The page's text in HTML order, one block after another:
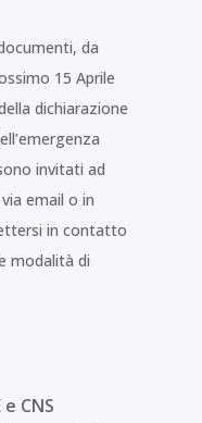
da
15 Aprile
dichiarazione
invitati ad
email o in
in contatto
modalità di
CNS